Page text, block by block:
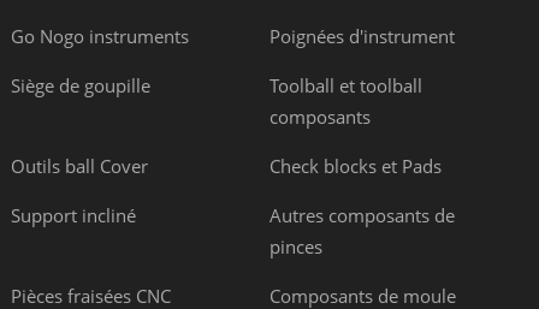
Go Nogo instruments Poignées d'instrument
Siège de goupille
Toolball et toolball
composants
Outils ball Cover Check blocks et Pads
Support incliné
Autres composants de
pinces
Pièces fraisées CNC
Composants de moule